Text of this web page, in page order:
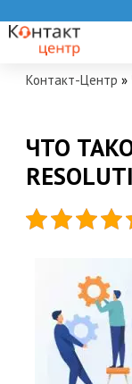
Контакт-Центр »
ЧТО